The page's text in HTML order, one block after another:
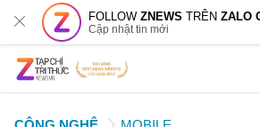
FOLLOWZNEWS TRÊNZALO
Cập nhật tin mới